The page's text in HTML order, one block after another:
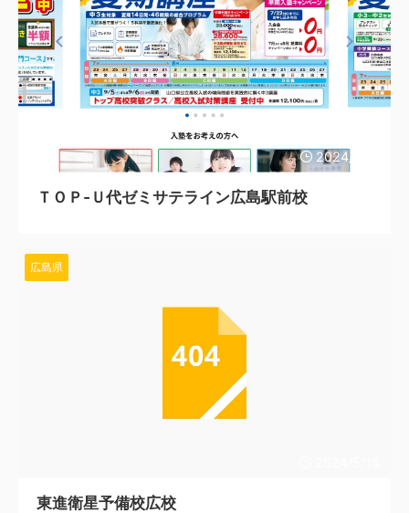
2024/5/17
ＴＯＰ‐Ｕ代ゼミサテライン広島駅前校
広島県
東進衛星予備校広校